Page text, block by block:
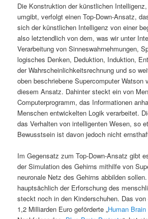
Die Konstruktion der künstlichen
umgibt, verfolgt einen Top-Down-Ansatz,
sich der künstlichen Intelligenz von einer
also letztendlich von dem, was wir unter
Verarbeitung von Sinneswahrnehmungen,
logisches Denken, Deduktion, Induktion,
der Wahrscheinlichkeitsrechnung und so
oben beschriebene Supercomputer Watson
diesem Ansatz. Dahinter steckt ein von
Computerprogramm, das Informationen
Menschen entwickelten Logik verarbeitet.
das Verhalten von intelligenten Wesen, so
Bewusstsein ist davon jedoch nicht
Im Gegensatz zum Top-Down-Ansatz gibt
der Simulation des Gehirns mithilfe von
neuronale Netz des Gehirns abbilden
hauptsächlich der Erforschung des
steckt noch in den Kinderschuhen. Das
1,2 Milliarden Euro geförderte „Human